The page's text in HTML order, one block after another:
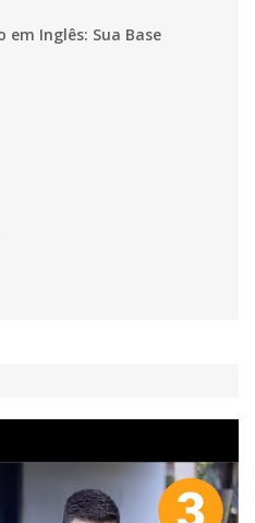
em Inglês: Sua Base